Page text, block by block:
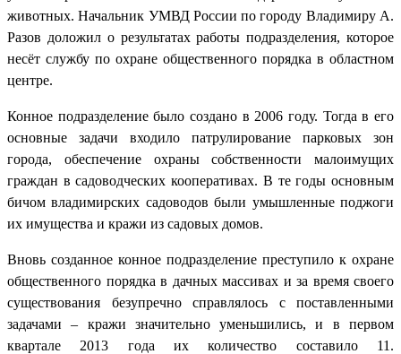
животных. Начальник УМВД России по городу Владимиру А.
Разов доложил о результатах работы подразделения, которое
несёт службу по охране общественного порядка в областном
центре.
Конное подразделение было создано в 2006 году. Тогда в его
основные задачи входило патрулирование парковых зон
города, обеспечение охраны собственности малоимущих
граждан в садоводческих кооперативах. В те годы основным
бичом владимирских садоводов были умышленные поджоги
их имущества и кражи из садовых домов.
Вновь созданное конное подразделение преступило к охране
общественного порядка в дачных массивах и за время своего
существования безупречно справлялось с поставленными
задачами – кражи значительно уменьшились, и в первом
квартале 2013 года их количество составило 11.